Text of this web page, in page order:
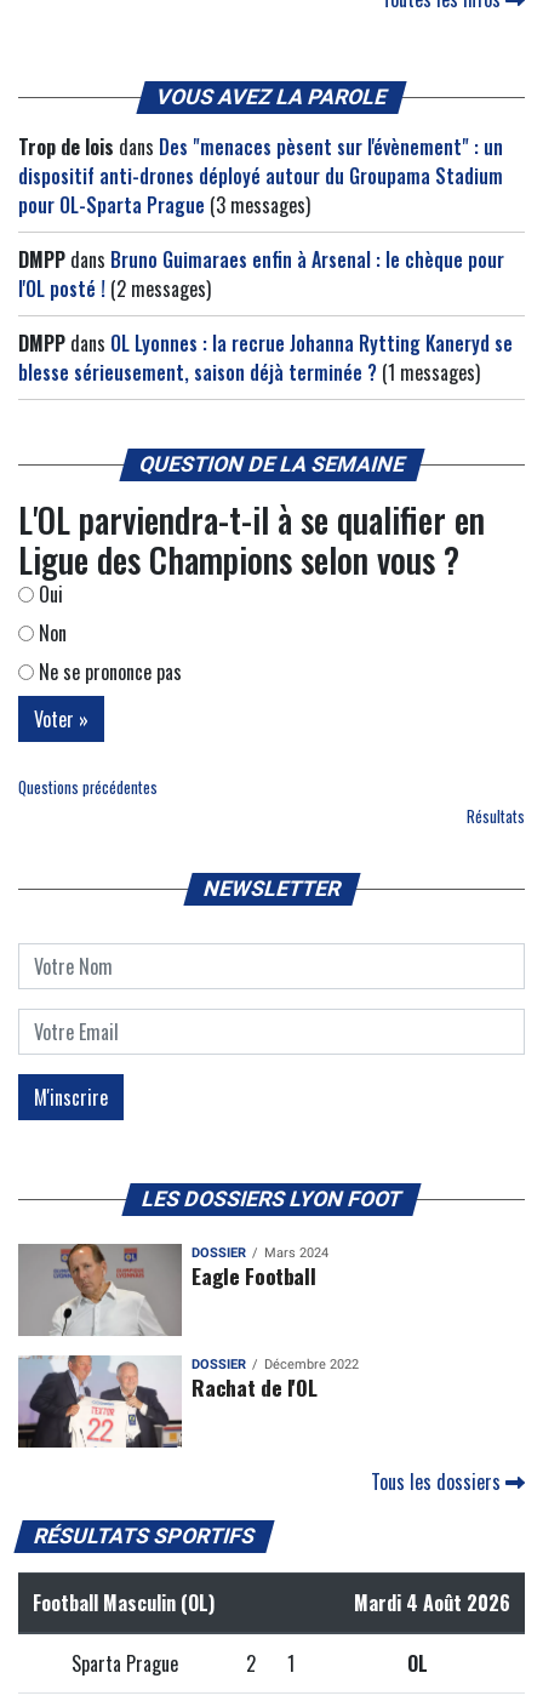
VOUS AVEZ LA PAROLE
Trop de lois dans Des "menaces pèsent sur l'évènement" : un
dispositif anti-drones déployé autour du Groupama Stadium
pour OL-Sparta Prague (3 messages)
DMPP dans Bruno Guimaraes enfin à Arsenal : le chèque pour
l'OL posté ! (2 messages)
DMPP dans OL Lyonnes : la recrue Johanna Rytting Kaneryd se
blesse sérieusement, saison déjà terminée ? (1 messages)
QUESTION DE LA SEMAINE
L'OL parviendra-t-il à se qualifier en
Ligue des Champions selon vous ?
Oui
Non
Ne se prononce pas
Questions précédentes
Résultats
NEWSLETTER
LES DOSSIERS LYON FOOT
DOSSIER Mars 2024
Eagle Football
DOSSIER Décembre 2022
Rachat de l'OL
Tous les dossiers
RÉSULTATS SPORTIFS
Football Masculin (OL) Mardi 4 Août 2026
Sparta Prague 2 1 OL